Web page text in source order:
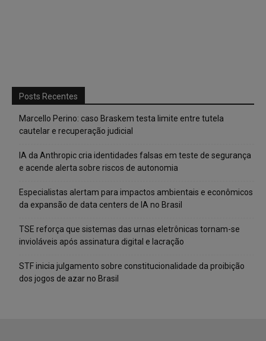
Posts Recentes
Marcello Perino: caso Braskem testa limite entre tutela
cautelar e recuperação judicial
IA da Anthropic cria identidades falsas em teste de segurança
e acende alerta sobre riscos de autonomia
Especialistas alertam para impactos ambientais e econômicos
da expansão de data centers de IA no Brasil
TSE reforça que sistemas das urnas eletrônicas tornam-se
invioláveis após assinatura digital e lacração
STF inicia julgamento sobre constitucionalidade da proibição
dos jogos de azar no Brasil